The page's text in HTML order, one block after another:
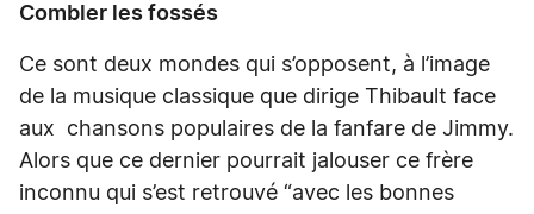
Combler les fossés
Ce sont deux mondes qui s’opposent, à l’image
de la musique classique que dirige Thibault face
aux chansons populaires de la fanfare de Jimmy.
Alors que ce dernier pourrait jalouser ce frère
inconnu qui s’est retrouvé “avec les bonnes